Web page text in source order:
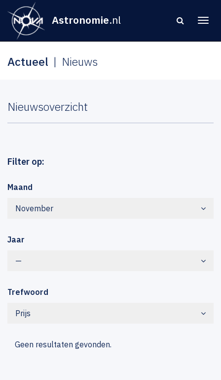
Astronomie.nl
Actueel Nieuws
Nieuwsoverzicht
Filter op:
Maand
November
Jaar
—
Trefwoord
Prijs
Geen resultaten gevonden.